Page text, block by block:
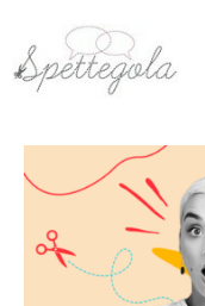
contenuto